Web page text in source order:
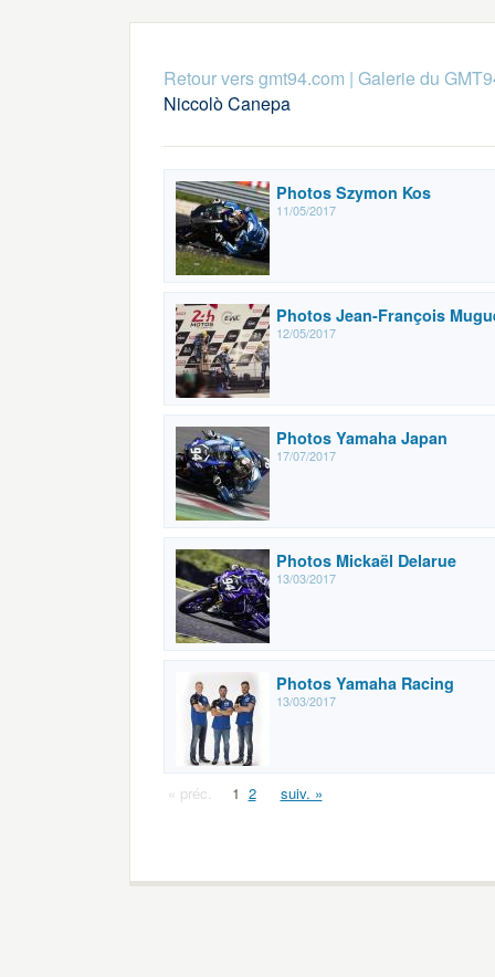
Retour vers gmt94.com | Galerie du
Niccolò Canepa
Photos Szymon Kos
11/05/2017
Photos Jean-François
12/05/2017
Photos Yamaha Japan
17/07/2017
Photos Mickaël Delarue
13/03/2017
Photos Yamaha Racing
13/03/2017
« préc. 1 2 suiv. »